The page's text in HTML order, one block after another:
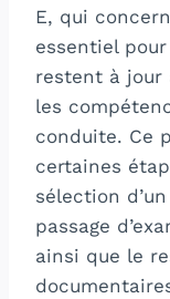
E, qui
essentiel
restent à jour
les
conduite. Ce
certaines
sélection
passage
ainsi que le